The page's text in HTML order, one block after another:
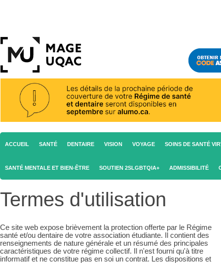
ACCUEIL SANTÉ DENTAIRE VISION VOYAGE SOINS DE SANTÉ
SANTÉ MENTALE ET BIEN-ÊTRE SOUTIEN 2SLGBTQIA+ ADMISSIBILITÉ
Termes d'utilisation
Ce site web expose brièvement la protection offerte par le Régime
santé et/ou dentaire de votre association étudiante.
Il contient des
renseignements de nature générale et un résumé des principales
caractéristiques de votre régime collectif. Il n'est fourni qu'à titre
informatif et ne constitue pas en soi un contrat. Les dispositions et